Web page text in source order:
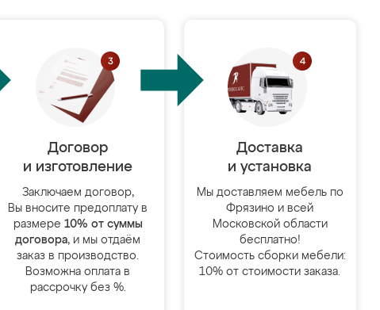
Договор
и изготовление
Заключаем договор,
Вы вносите предоплату в
размере 10% от суммы
договора, и мы отдаём
заказ в производство.
Возможна оплата в
рассрочку без %.
Доставка
и установка
Мы доставляем мебель по
Фрязино и всей
Московской области
бесплатно!
Стоимость сборки мебели:
10% от стоимости заказа.